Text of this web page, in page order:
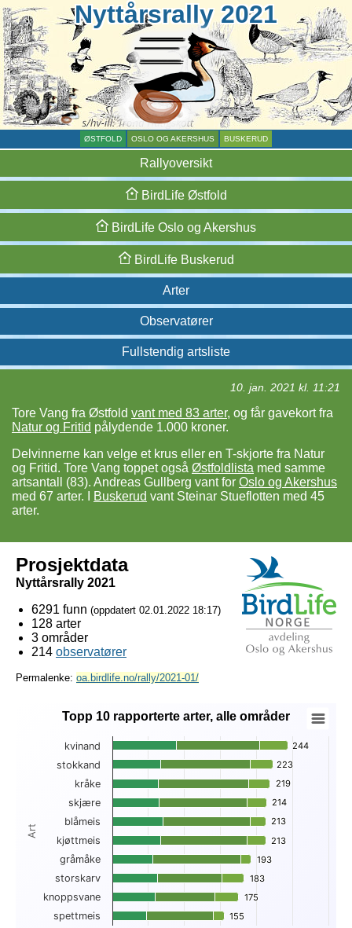
Nyttårsrally 2021
ØSTFOLD OSLO OG AKERSHUS BUSKERUD
Rallyoversikt
BirdLifeØstfold
BirdLife Oslo og Akershus
BirdLifeBuskerud
Arter
Observatører
Fullstendig artsliste
10. jan. 2021 kl. 11:21
Tore Vang fra Østfold vant med 83 arter, og får gavekort fra
Natur og Fritid pålydende 1.000 kroner.
Delvinnerne kan velge et krus eller en T-skjorte fra Natur
og Fritid. Tore Vang toppet også Østfoldlista med samme
artsantall (83). Andreas Gullberg vant for Oslo og Akershus
med 67 arter. I
Buskerud vant Steinar Stueflotten med 45
arter.
Prosjektdata
Nyttårsrally 2021
6291 funn (oppdatert 02.01.2022 18:17)
128 arter
3 områder
214 observatører
Permalenke: oa.birdlife.no/rally/2021-01/
Topp 10 rapporterte arter, alle områder
Bar chart with 3 data series.
View as data table, Topp 10 rapporterte arter, alle områder
The chart has 1 X axis displaying Art.
The chart has 1 Y axis displaying . Data ranges from 47 to
Art
Topp 10 rapporterte arter, alle områder
244
244
223
223
219
219
214
214
213
213
213
213
193
193
183
183
175
175
155
155
kvinand
stokkand
kråke
skjære
blåmeis
kjøttmeis
gråmåke
storskarv
knoppsvane
spettmeis